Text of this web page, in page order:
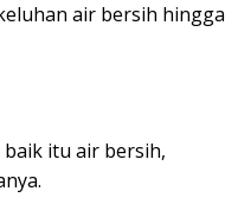
air bersih hingga
baik itu air bersih,